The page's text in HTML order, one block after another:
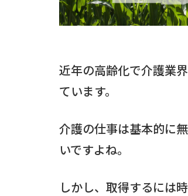
近年の高齢化で介護業
ています。
介護の仕事は基本的に
いですよね。
しかし、取得するには